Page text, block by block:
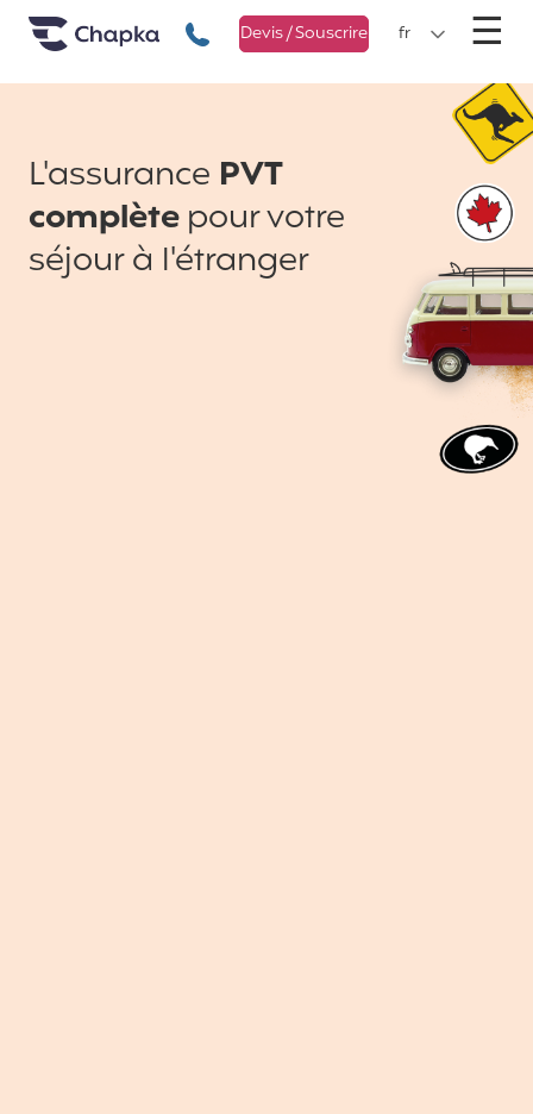
Chapka Assurances Voyages
+33 1 74 85 50 50
Devis / Souscrire fr ☰
L'assurance PVT
complètepour votre
séjour à l'étranger